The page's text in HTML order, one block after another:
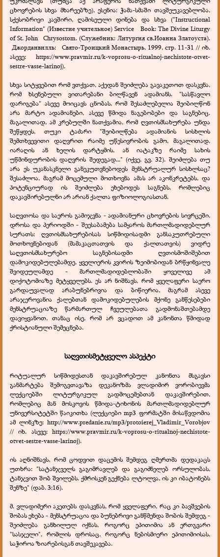
ცხოვრების სხვა მხარეებზე), ესენია: ჭამა-სმაში თავშეუკავებლობა,
სქესობრივი კავშირი, ღამისეული დინება და სხვა ("Instructional
Information" (Известие учительное) Service Book: The Divine Liturgy
of St. John Chrysostom. (Служебник: Литургия св.Иоанна Златоуста).
Джорданвилль: Свято-Троицкий Монастырь, 1999, стр. 11-31 // იხ.
ასევე: https://www.pravmir.ru/k-voprosu-o-ritualnoj-nechistote-otvet-
sestre-vasse-larinoj).
სხვა სიტყვებით რომ ვთქვათ, აქედან შეიძლება გავაკეთოთ დასკვნა,
რომ ხსენებული ვითარებანი ბილწავენ ადამიანს. "სასწავლო
დარიგება" ასევე მოიცავს ცნობას, რომ შესაძლებელია შეიბილწონ
არა მარტო ადამიანები, ასევე წმიდა ნაგებობები და საგნებიც.
მაგალითად, ამ კრებულში ნათქვამია, რომ ღვთისმსახურება უნდა
შეწყდეს, თუკი ტაძარი "შეიბილწება ადამიანის სისხლის
შემთხვევითი დაღვრით რაიმე უწესივრობის გამო, მაგალითად,
იარაღის ან ხელის დარტყმის, ან იატაკზე რაიმე სახის
უწმინდურობის დაღვრის შედეგად..." (იქვე, გვ. 32). შეიძლება თუ
არა ეს უკანასკნელი განეკუთვნებოდეს მენსტრუალურ სისხლსაც?
შესაძლოა, მაგრამ მოცემული მოთხოვნა ამას არ აკონკრეტებს, და
პოტენციურად ის შეიძლება ეხებოდეს საგნებს, რომლებიც
დაკავშირებულნი არ არიან ქალთა ფიზიოლოგიასთან.
საღვთოსა და საეროს გამიჯვნა - ადამიანური ცხოვრების სივრცეში,
დროსა და პერიოდში - შეესაბამება სამყაროს მართლმადიდებლურ
სურათს: ღვთისმსახურებისას სიწმიდისადმი განსაკუთრებული
მოთხოვნებიდან (მამაკაცთათვის და ქალთათვის) ვიდრე
საღვთისმსახურებო საგნებისადმი ღვთისმოშიშებით
დამოკიდებულებამდე, ყველიერის კვირის ზეიმობიდან ბრწყინვალე
შვიდეულამდე - მართლმადიდებლობაში ყოველივე ამ
დიქოტომიაზე მეტყველებს. ეს არ ნიშნავს, რომ ყველაფერი საერო
გარდაუვალად არაბუნებრივია და ბიწიერია, მაგრამ ასევე
არაჯეროვანია ქალებთან დამოკიდებულების მქონე განწესებები
მენსტრუაციაზე წარმართულ ჩვეულებათა გადმონაშთებამდე
დავიყვანოთ, თანაც ისე, რომ არ ვცადოთ ამ კანონთა წმიდად
ქრისტიანული შემეცნება.
საღვთისმეტყველო ასპექტი
რიტუალურ სიწმიდესთან დაკავშირებულ კანონთა მსგავსი
განმარტება შემოგვთავაზა დეკანოზმა ვლადიმირ ვორობიევმა
ლექციებში ლიტურგიკულ გადმოცემებთან დაკავშირებით,
რომლებიც მან მოსკოვის წმიდა-ტიხონის მართლმადიდებლურ
უნივერსიტეტში წაიკითხა (ლექციები mp3 ფორმატში მისაწვდომია
ამ ლინკზე: http://www.predanie.ru/mp3/protoierej_Vladimir_Vorobjov
// იხ. ასევე: https://www.pravmir.ru/k-voprosu-o-ritualnoj-nechistote-
otvet-sestre-vasse-larinoj).
ის აღნიშნავს, რომ ცოდვით დაცემის შემდეგ ღმერთმა დედაკაცს
უთხრა: "სატანჯველს გაგიმრავლებ და გაგიძნელებ ორსულობას,
ტანჯვით შობ შვილებს. ქმრისკენ გექნება ლტოლვა, ის კი იბატონებს
შენზე" (დაბ. 3:16).
მ. ვლადიმერი აკეთებს დასკვნას, რომ ყველაფერი, რაც კი ბავშვების
შობას ეხება - მენსტრუაცია და ბუნებრივი განწმენდა შობის შემდეგ -
შეიძლება განხილულ იქნას, როგორც ეპითიმია ან ერთგვარი
"სასჯელი", რომლის დროსაც, როგორც ნებისმიერი ეპითიმიისას,
საჭიროა ზიარებისგან თავშეკავება.